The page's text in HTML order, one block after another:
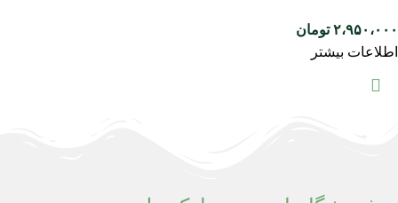
۲،۹۵۰،۰۰۰ تومان
اطلاعات بیشتر